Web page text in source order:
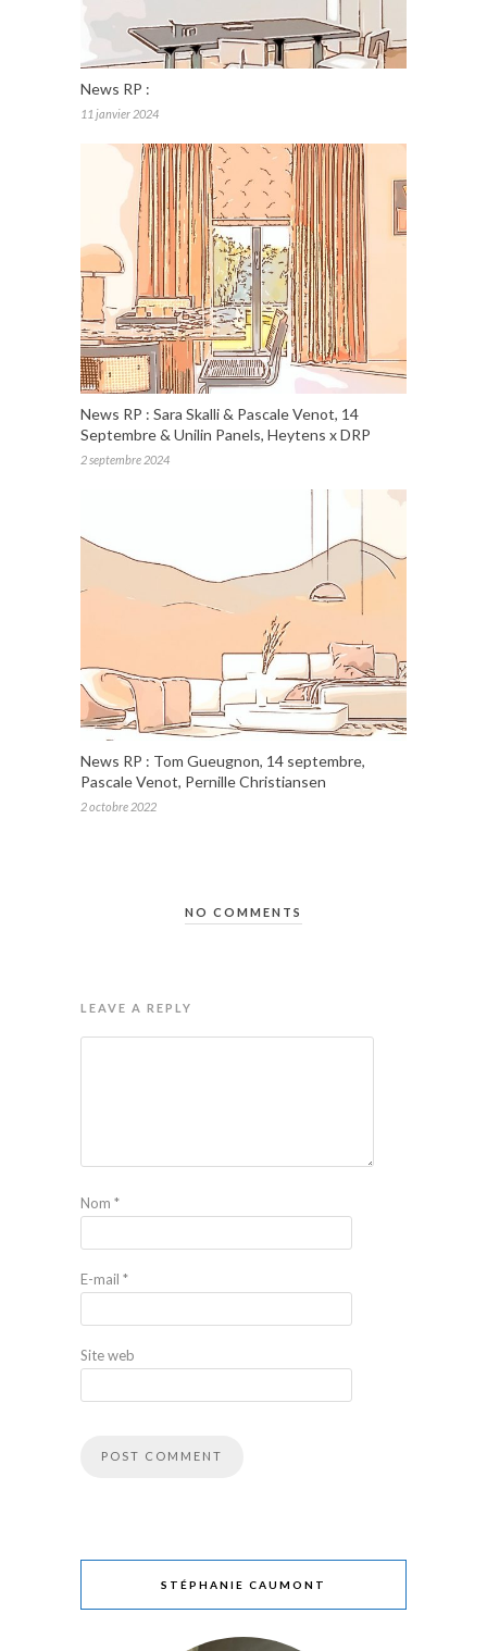
News RP :
11 janvier 2024
News RP : Sara Skalli & Pascale Venot, 14
Septembre & Unilin Panels, Heytens x DRP
2 septembre 2024
News RP : Tom Gueugnon, 14 septembre,
Pascale Venot, Pernille Christiansen
2 octobre 2022
NO COMMENTS
LEAVE A REPLY
Nom *
E-mail *
Site web
STÉPHANIE CAUMONT